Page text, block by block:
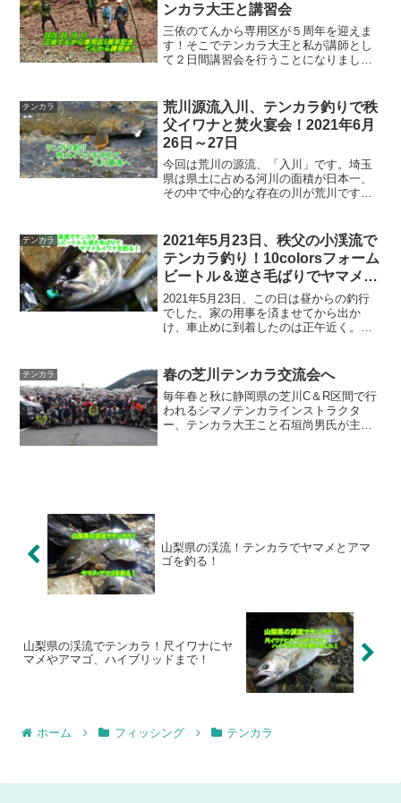
ンカラ大王と講習会
三依のてんから専用区が５周年を迎えま
す！そこでテンカラ大王と私が講師とし
て２日間講習会を行うことになりまし
るでしょ！と突っ込みを入れたくなるW
さんやSさんまでいました。...
テンカラ
荒川源流入川、テンカラ釣りで秩
父イワナと焚火宴会！2021年6月
26日～27日
今回は荒川の源流、「入川」です。埼玉
県は県土に占める河川の面積が日本一、
その中で中心的な存在の川が荒川です。
にする荒川ですが、その奥深く源流とな
る入川に在来のきれいなイ...
テンカラ
2021年5月23日、秩父の小渓流で
テンカラ釣り！10colorsフォーム
ビートル＆逆さ毛ばりでヤマメ＆
イワナを釣る
2021年5月23日、この日は昼からの釣行
でした。家の用事を済ませてから出か
け、車止めに到着したのは正午近く。場
茂る場所も多くある渓相です。この日は
10colorsの毛...
テンカラ 春の芝川テンカラ交流会へ
毎年春と秋に静岡県の芝川C＆R区間で行
われるシマノテンカラインストラクタ
ー、テンカラ大王こと石垣尚男氏が主催
山梨県の渓流！テンカラでヤマメとアマ
ゴを釣る！
山梨県の渓流でテンカラ！尺イワナにヤ
マメやアマゴ、ハイブリッドまで！
ホーム フィッシング テンカラ